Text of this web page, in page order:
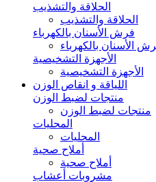
الحلاقة والتشذيب
الحلاقة والتشذيب
فرش الأسنان بالكهرباء
الأسنان بالكهرباء
الأجهزة التشخيصية
الأجهزة التشخيصية
اللياقة و انقاص الوزن
منتجات لضبط الوزن
منتجات لضبط الوزن
المحليات
المحليات
أملاح صحية
أملاح صحية
مشروبات أعشاب